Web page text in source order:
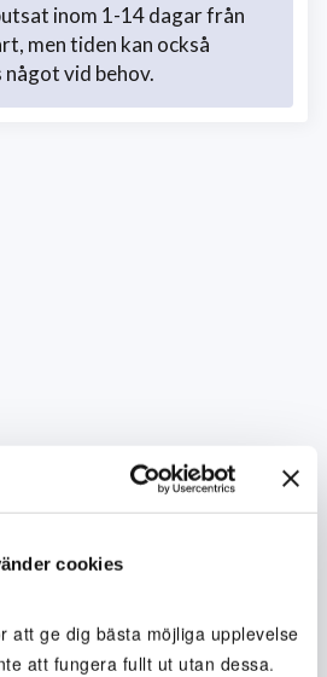
cookies
att ge dig bästa möjliga upplevelse
att fungera fullt ut utan dessa.
inom 1-14 dagar från
men tiden kan också
vid behov.